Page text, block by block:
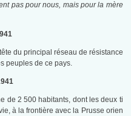
pas pour nous, mais pour la mère
du principal réseau de résistance
peuples de ce pays.
de 2 500 habitants, dont les deux ti
à la frontière avec la Prusse orien